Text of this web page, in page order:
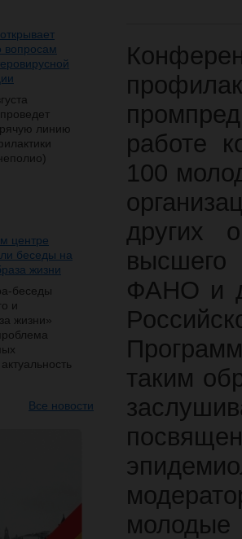
вопросам
линию
центре
беседы на
жизни
беседы
и
жизни»
Все новости
работе
100
других
ФАНО и
таким